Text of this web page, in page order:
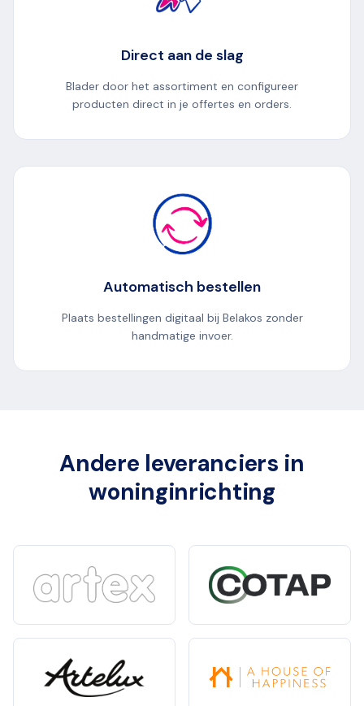
Direct aan de slag
Blader door het assortiment en configureer
producten direct in je offertes en orders.
Automatisch bestellen
Plaats bestellingen digitaal bij Belakos zonder
handmatige invoer.
Andere leveranciers in
woninginrichting